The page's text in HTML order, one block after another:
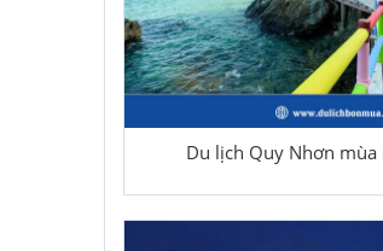
Du lịch Quy Nhơn mùa